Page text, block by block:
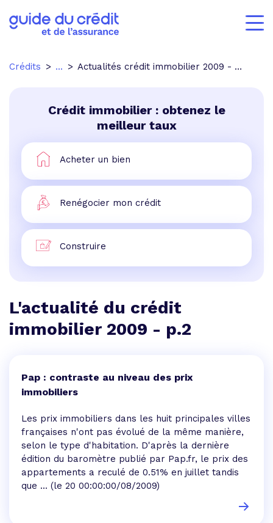
Crédits ... Actualités crédit immobilier 2009 - p.2
Crédit immobilier : obtenez le
meilleur taux
Acheter un bien
Renégocier mon crédit
Construire
L'actualité du crédit
immobilier 2009 - p.2
Pap : contraste au niveau des prix
immobiliers
Les prix immobiliers dans les huit principales villes
françaises n'ont pas évolué de la même manière,
selon le type d'habitation. D'après la dernière
édition du baromètre publié par Pap.fr, le prix des
appartements a reculé de 0.51% en juillet tandis
que ... (le 20 00:00:00/08/2009)